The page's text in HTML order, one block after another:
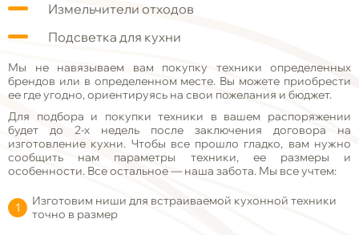
Измельчители отходов
Подсветка для кухни
Мы не навязываем вам покупку техники определенных
брендов или в определенном месте. Вы можете приобрести
ее где угодно, ориентируясь на свои пожелания и бюджет.
Для подбора и покупки техники в вашем распоряжении
будет до 2-х недель после заключения договора на
изготовление кухни. Чтобы все прошло гладко, вам нужно
сообщить нам параметры техники, ее размеры и
особенности. Все остальное— наша забота. Мы все учтем:
Изготовим ниши для встраиваемой кухонной техники
точно в размер